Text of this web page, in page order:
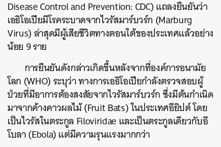
Disease Control and Prevention: CDC) แถลงยืนยันว่า
เอธิโอเปียมีโรคระบาดจากไวรัสมาร์บวร์ก (Marburg
Virus) ล่าสุดมีผู้เสียชีวิตทางตอนใต้ของประเทศแล้วอย่าง
น้อย 9 ราย
การยืนยันดังกล่าวเกิดขึ้นหลังจากที่องค์การอนามัย
โลก (WHO) ระบุว่า ทางการเอธิโอเปียกำลังตรวจสอบผู้
ป่วยที่มีอาการต้องสงสัยจากไวรัสมาร์บวร์ก ซึ่งมีต้นกำเนิด
มาจากค้างคาวผลไม้ (Fruit Bats) ในประเทศอียิปต์ โดย
เป็นไวรัสในตระกูล Filoviridae และเป็นตระกูลเดียวกับอี
โบลา (Ebola) แต่มีความรุนแรงมากกว่า